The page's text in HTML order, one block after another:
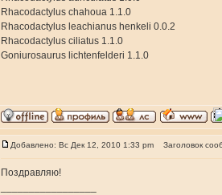
Rhacodactylus chahoua 1.1.0
Rhacodactylus leachianus henkeli 0.0.2
Rhacodactylus ciliatus 1.1.0
Goniurosaurus lichtenfelderi 1.1.0
Добавлено: Вс Дек 12, 2010 1:33 pm Заголовок
Поздравляю!